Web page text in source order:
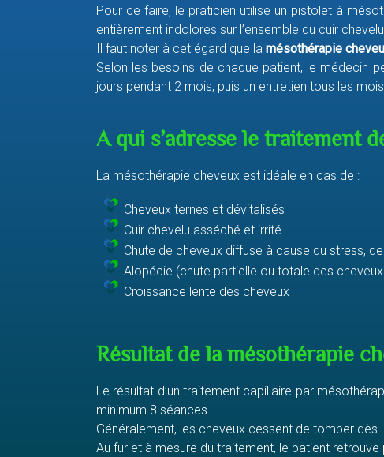
Pour ce faire, le praticien utilise un pistolet à
entièrement indolores sur l’ensemble du cuir
Il faut noter à cet égard que la mésothérapie
Selon les besoins de chaque patient, le médecin
jours pendant 2 mois, puis un entretien tous les
A qui s’adresse le traitement
La mésothérapie cheveux est idéale en cas de :
Cheveux ternes et dévitalisés
Cuir chevelu asséché et irrité
Chute de cheveux diffuse à cause du stress,
Alopécie (chute partielle ou totale des
Croissance lente des cheveux
Résultat de la mésothérapie
Le résultat d’un traitement capillaire par
minimum 8 séances.
Généralement, les cheveux cessent de tomber
Au fur et à mesure du traitement, le patient